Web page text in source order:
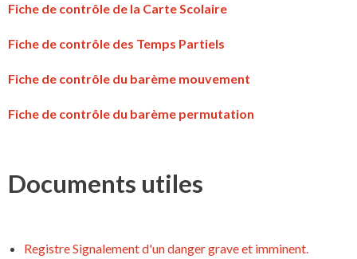
Fiche de contrôle de la Carte Scolaire
Fiche de contrôle des Temps Partiels
Fiche de contrôle du barème mouvement
Fiche de contrôle du barème permutation
Documents utiles
Registre Signalement d'un danger grave et imminent.